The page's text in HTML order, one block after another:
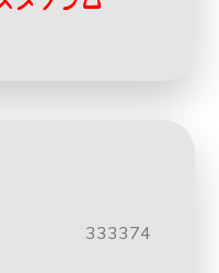
333374